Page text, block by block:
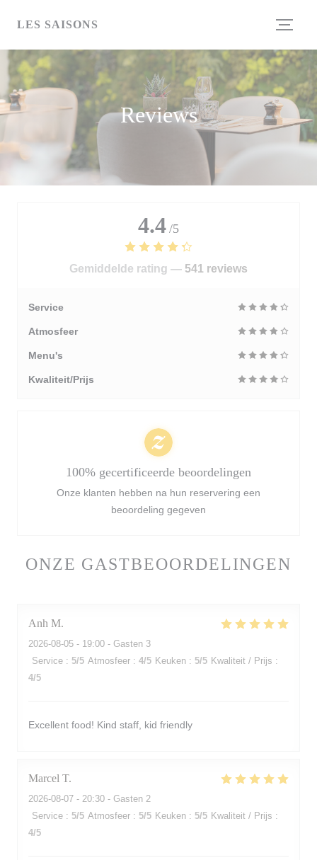
LES SAISONS
Reviews
ONZE GASTBEOORDELINGEN
Anh M
2026-08-05 - 19:00 - Gasten 3
Service : 5/5 Atmosfeer : 4/5 Keuken : 5/5 Kwaliteit / Prijs :
4/5
Excellent food! Kind staff, kid friendly
Marcel T
2026-08-07 - 20:30 - Gasten 2
Service : 5/5 Atmosfeer : 5/5 Keuken : 5/5 Kwaliteit / Prijs :
4/5
4.4 /5
Gemiddelde rating — 541 reviews
Service
Atmosfeer
Menu's
Kwaliteit/Prijs
100% gecertificeerde beoordelingen
Onze klanten hebben na hun reservering een
beoordeling gegeven